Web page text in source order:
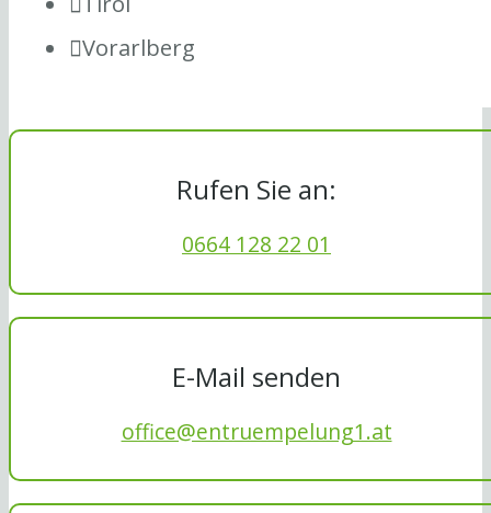
Vorarlberg
Rufen Sie an:
0664 128 22 01
E-Mail senden
office@entruempelung1.at